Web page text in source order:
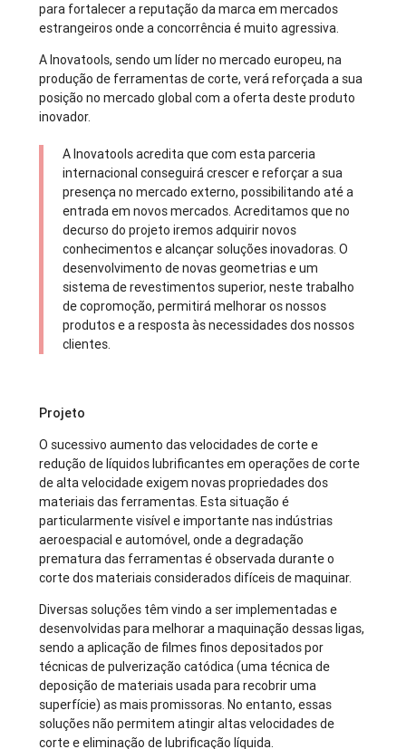
para fortalecer a reputação da marca em mercados
estrangeiros onde a concorrência é muito agressiva.
A Inovatools, sendo um líder no mercado europeu, na
produção de ferramentas de corte, verá reforçada a sua
posição no mercado global com a oferta deste produto
inovador.
A Inovatools acredita que com esta parceria
internacional conseguirá crescer e reforçar a sua
presença no mercado externo, possibilitando até a
entrada em novos mercados. Acreditamos que no
decurso do projeto iremos adquirir novos
conhecimentos e alcançar soluções inovadoras. O
desenvolvimento de novas geometrias e um
sistema de revestimentos superior, neste trabalho
de copromoção, permitirá melhorar os nossos
produtos e a resposta às necessidades dos nossos
clientes.
Projeto
O sucessivo aumento das velocidades de corte e
redução de líquidos lubrificantes em operações de corte
de alta velocidade exigem novas propriedades dos
materiais das ferramentas. Esta situação é
particularmente visível e importante nas indústrias
aeroespacial e automóvel, onde a degradação
prematura das ferramentas é observada durante o
corte dos materiais considerados difíceis de maquinar.
Diversas soluções têm vindo a ser implementadas e
desenvolvidas para melhorar a maquinação dessas ligas,
sendo a aplicação de filmes finos depositados por
técnicas de pulverização catódica (uma técnica de
deposição de materiais usada para recobrir uma
superfície) as mais promissoras. No entanto, essas
soluções não permitem atingir altas velocidades de
corte e eliminação de lubrificação líquida.